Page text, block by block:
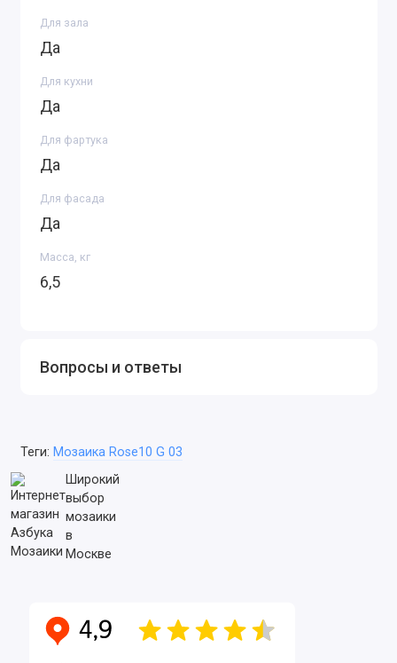
Для зала
Да
Для кухни
Да
Для фартука
Да
Для фасада
Да
Масса, кг
6,5
Вопросы и ответы
Теги: Мозаика Rose10 G 03
Широкий
выбор
мозаики
в
Москве